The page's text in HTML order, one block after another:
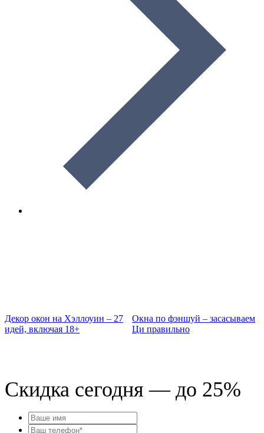
Декор окон на Хэллоуин – 27
идей, включая 18+
Окна по фэншуй – засасываем
Ци правильно
Скидка сегодня — до 25%